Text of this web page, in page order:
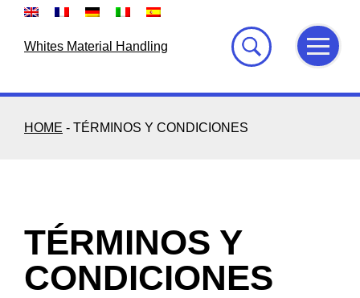
Skip
Whites Material Handling
HOME - TÉRMINOS Y CONDICIONES
TÉRMINOS Y
CONDICIONES